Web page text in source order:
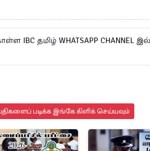
தமிழ் WHATSAPP CHANNEL இல்
படிக்க இங்கே கிளிக் செய்யவும்